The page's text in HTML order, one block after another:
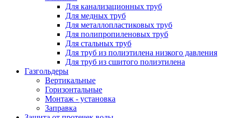
Для канализационных труб
Для медных труб
Для металлопластиковых труб
Для полипропиленовых труб
Для стальных труб
Для труб из полиэтилена низкого давления
Для труб из сшитого полиэтилена
Газгольдеры
Вертикальные
Горизонтальные
Монтаж - установка
Заправка